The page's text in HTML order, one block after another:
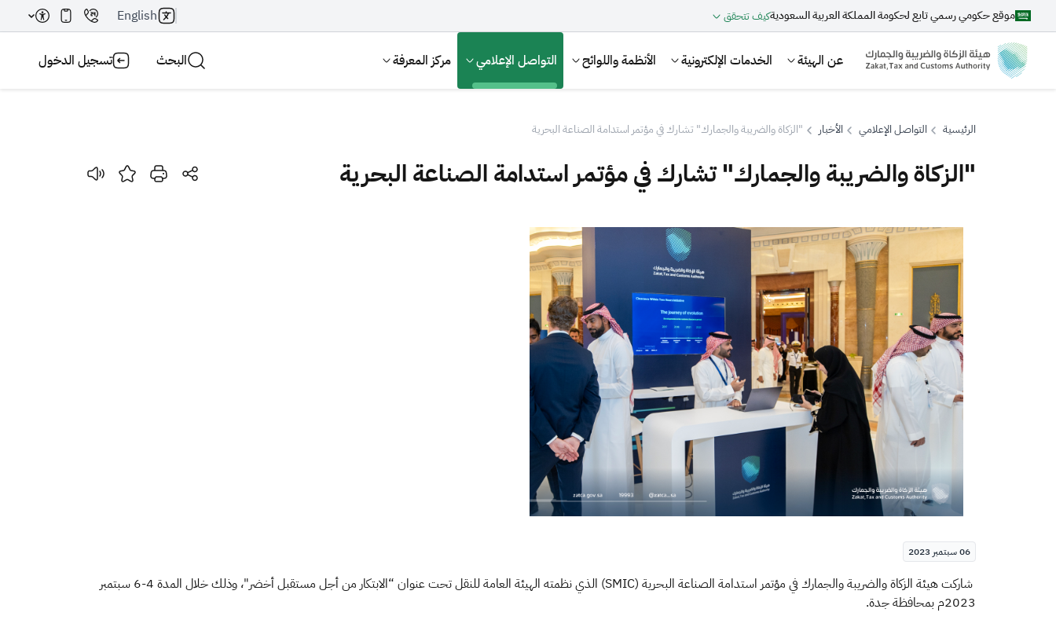
موقع حكومي رسمي تابع لحكومة المملكة العربية السعوديةكيف تتحقق English
عن الهيئة الخدمات الإلكترونية الأنظمة واللوائح التواصل الإعلامي مركز المعرفة البحث تسجيل الدخول
بحث
اقتراحات
الزكاة الجمارك ضريبة القيمة المضافة الإقرار الضريبي التصرفات العقارية
الرئيسية التواصل الإعلامي الأخبار "الزكاة والضريبة والجمارك" تشارك في مؤتمر استدامة الصناعة البحرية
"الزكاة والضريبة والجمارك" تشارك في مؤتمر استدامة الصناعة البحرية
06 سبتمبر 2023
​​​ شاركت هيئة ا​لزكاة والضريبة والجمارك في مؤتمر استدامة الصناعة البحرية (SMIC) الذي نظمته الهيئة العامة للنقل تحت عنوان “الابتكار من أجل مستقبل أخضر"، وذلك خلال المدة 4-6 سبتمبر
2023م بمحافظة جدة.